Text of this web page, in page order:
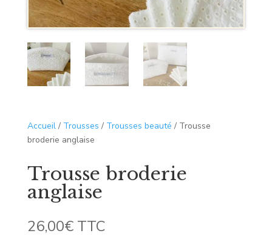
Accueil/ Trousses / Trousses beauté / Trousse
broderie anglaise
Trousse broderie
anglaise
26,00€ TTC